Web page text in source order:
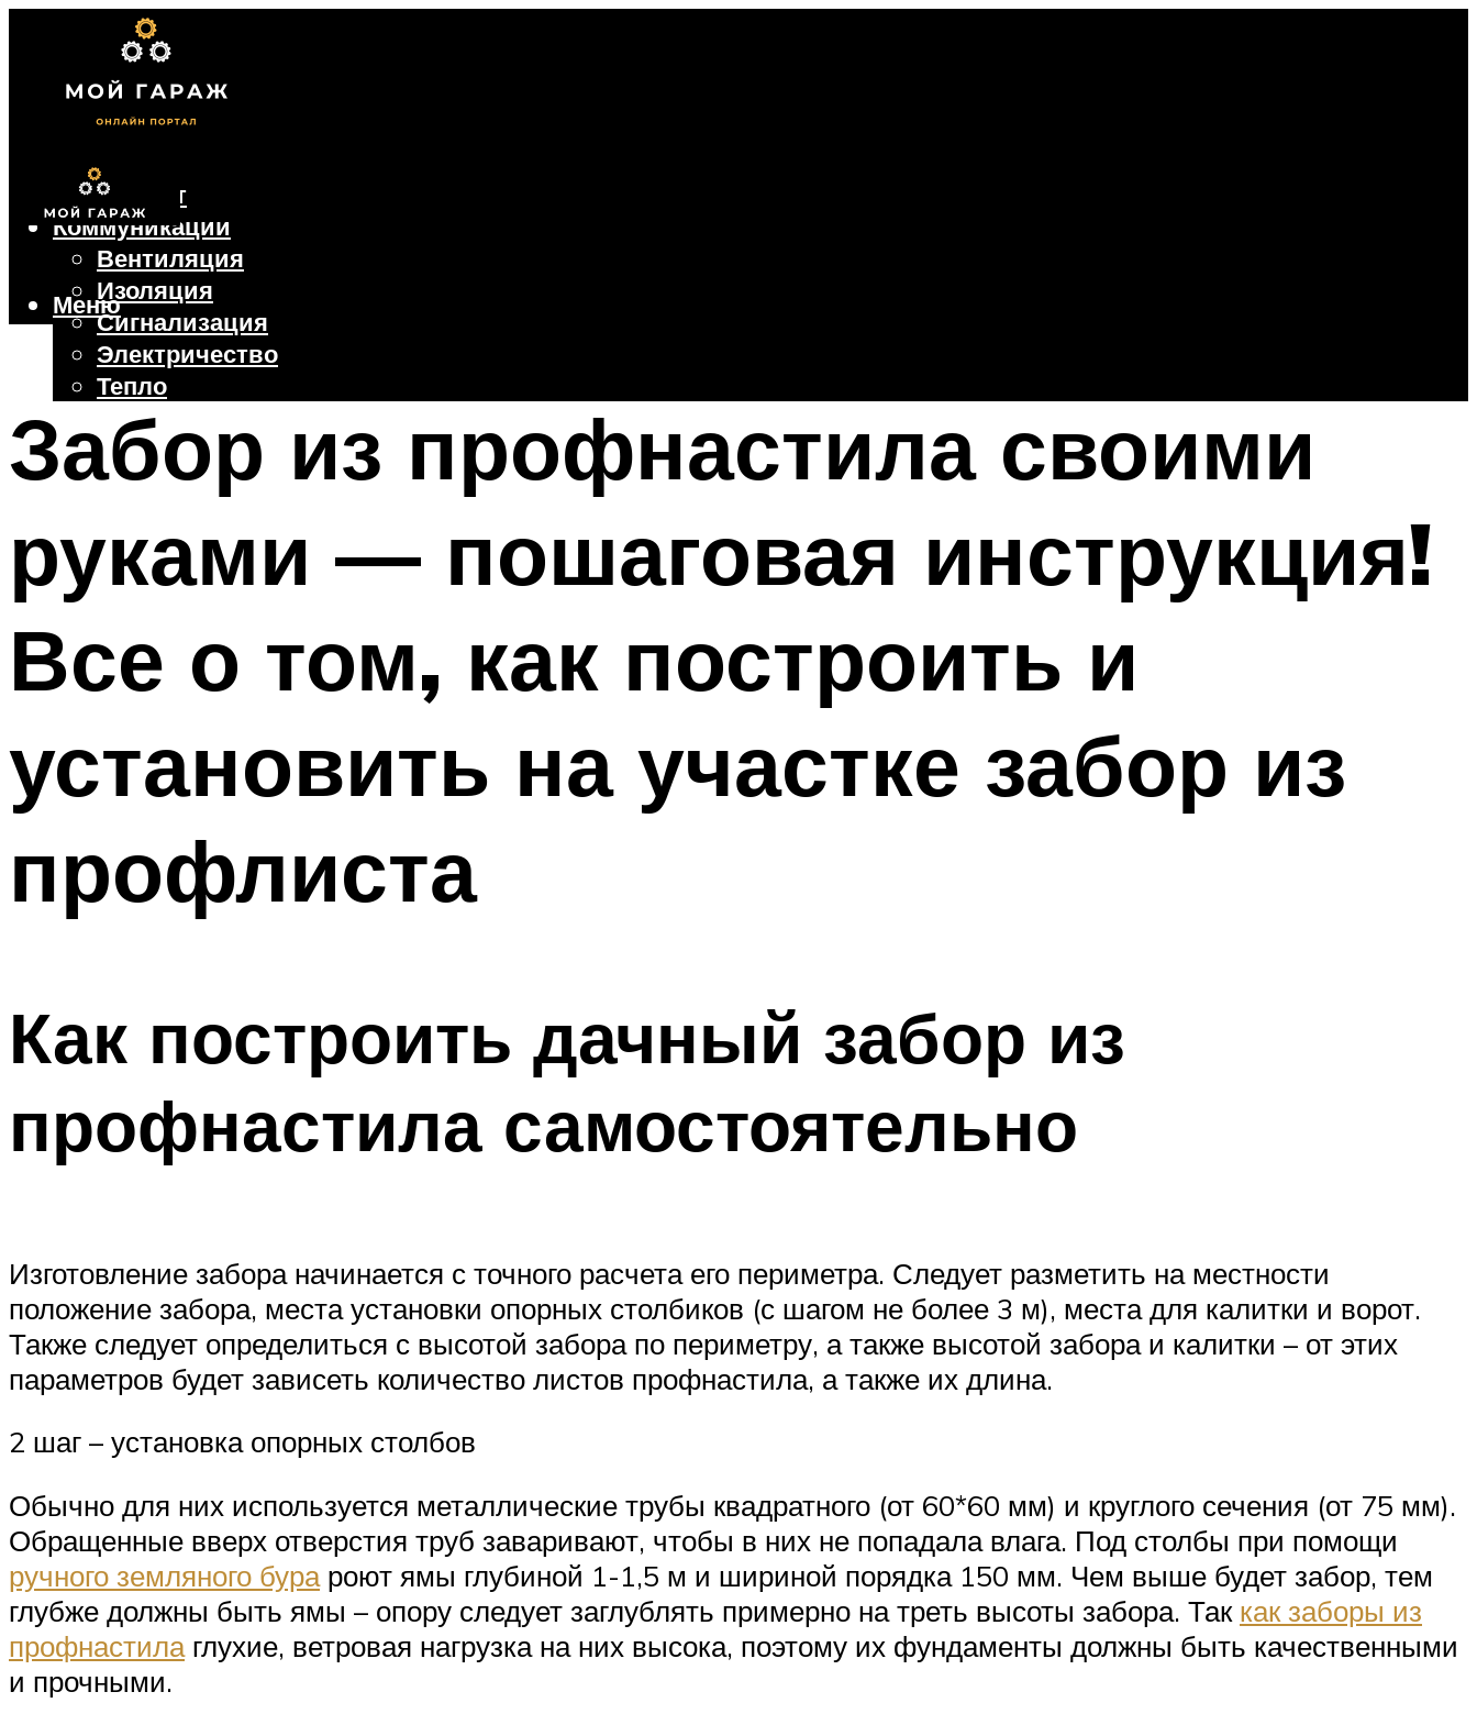
Фундамент
Коммуникации
Вентиляция
Изоляция
Сигнализация
Электричество
Тепло
Крыша
Ворота
Меню
Забор из профнастила своими
руками — пошаговая инструкция!
Все о том, как построить и
установить на участке забор из
профлиста
Как построить дачный забор из
профнастила самостоятельно
Изготовление забора начинается с точного расчета его периметра. Следует разметить на местности
положение забора, места установки опорных столбиков (с шагом не более 3 м), места для калитки и ворот.
Также следует определиться с высотой забора по периметру, а также высотой забора и калитки – от этих
параметров будет зависеть количество листов профнастила, а также их длина.
2 шаг – установка опорных столбов
Обычно для них используется металлические трубы квадратного (от 60*60 мм) и круглого сечения (от 75 мм).
Обращенные вверх отверстия труб заваривают, чтобы в них не попадала влага. Под столбы при помощи
ручного земляного бурароют ямы глубиной 1-1,5 м и шириной порядка 150 мм. Чем выше будет забор, тем
глубже должны быть ямы – опору следует заглублять примерно на треть высоты забора. Так как заборы из
профнастилаглухие, ветровая нагрузка на них высока, поэтому их фундаменты должны быть качественными
и прочными.